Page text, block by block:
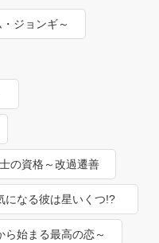
ジョンギ～
の資格～改過遷善
なる彼は星いくつ!?
始まる最高の恋～